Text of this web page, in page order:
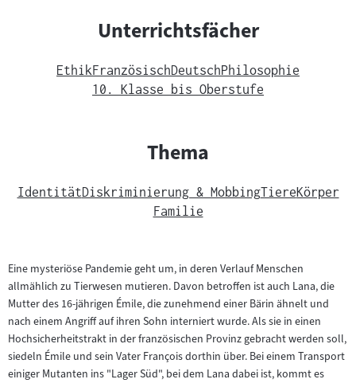
Unterrichtsfächer
EthikFranzösischDeutschPhilosophie
10. Klasse bis Oberstufe
Thema
IdentitätDiskriminierung & MobbingTiereKörper
Familie
Eine mysteriöse Pandemie geht um, in deren Verlauf Menschen
allmählich zu Tierwesen mutieren. Davon betroffen ist auch Lana, die
Mutter des 16-jährigen Émile, die zunehmend einer Bärin ähnelt und
nach einem Angriff auf ihren Sohn interniert wurde. Als sie in einen
Hochsicherheitstrakt in der französischen Provinz gebracht werden soll,
siedeln Émile und sein Vater François dorthin über. Bei einem Transport
einiger Mutanten ins "Lager Süd", bei dem Lana dabei ist, kommt es